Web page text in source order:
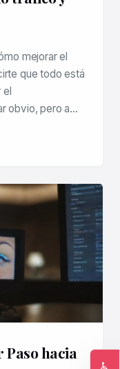
mejorar el
que todo está
el
obvio, pero a…
Paso hacia